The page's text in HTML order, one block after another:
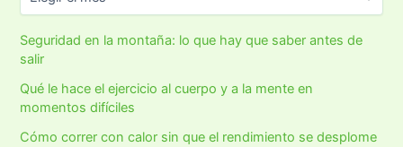
Seguridad en la montaña: lo que hay que saber antes de
salir
Qué le hace el ejercicio al cuerpo y a la mente en
momentos difíciles
Cómo correr con calor sin que el rendimiento se desplome